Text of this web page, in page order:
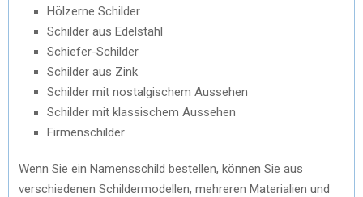
Hölzerne Schilder
Schilder aus Edelstahl
Schiefer-Schilder
Schilder aus Zink
Schilder mit nostalgischem Aussehen
Schilder mit klassischem Aussehen
Firmenschilder
Wenn Sie ein Namensschild bestellen, können Sie aus
verschiedenen Schildermodellen, mehreren Materialien und